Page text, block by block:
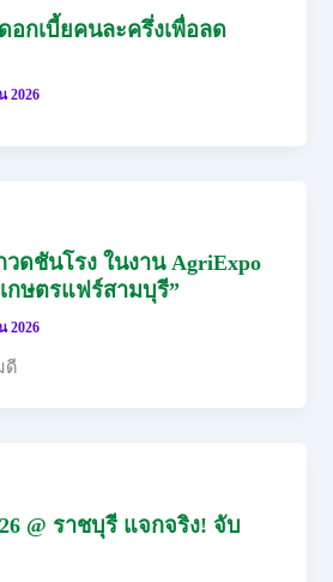
อกเบี้ยคนละครึ่งเพื่อลด
2026
ดชันโรง ในงาน AgriExpo
กษตรแฟร์สามบุรี”
2026
ดี
@ ราชบุรี แจกจริง! จับ